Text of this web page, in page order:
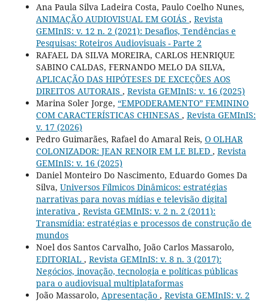
Ana Paula Silva Ladeira Costa, Paulo Coelho Nunes,
ANIMAÇÃO AUDIOVISUAL EM GOIÁS , Revista
GEMInIS: v. 12 n. 2 (2021): Desafios, Tendências e
Pesquisas: Roteiros Audiovisuais - Parte 2
RAFAEL DA SILVA MOREIRA, CARLOS HENRIQUE
SABINO CALDAS, FERNANDO MELO DA SILVA,
APLICAÇÃO DAS HIPÓTESES DE EXCEÇÕES AOS
DIREITOS AUTORAIS , Revista GEMInIS: v. 16 (2025)
Marina Soler Jorge, “EMPODERAMENTO” FEMININO
COM CARACTERÍSTICAS CHINESAS , Revista GEMInIS:
v. 17 (2026)
Pedro Guimarães, Rafael do Amaral Reis, O OLHAR
COLONIZADOR: JEAN RENOIR EM LE BLED , Revista
GEMInIS: v. 16 (2025)
Daniel Monteiro Do Nascimento, Eduardo Gomes Da
Silva, Universos Fílmicos Dinâmicos: estratégias
narrativas para novas mídias e televisão digital
interativa , Revista GEMInIS: v. 2 n. 2 (2011):
Transmídia: estratégias e processos de construção de
mundos
Noel dos Santos Carvalho, João Carlos Massarolo,
EDITORIAL , Revista GEMInIS: v. 8 n. 3 (2017):
Negócios, inovação, tecnologia e políticas públicas
para o audiovisual multiplataformas
João Massarolo, Apresentação , Revista GEMInIS: v. 2